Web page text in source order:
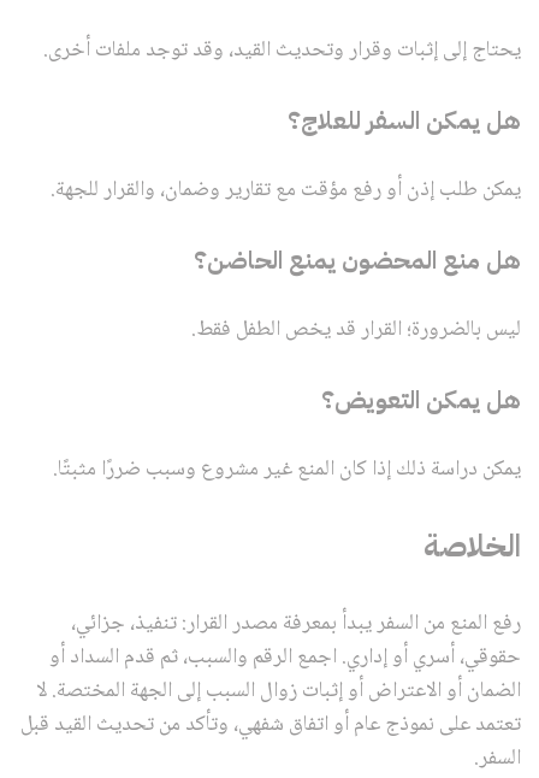
يحتاج إلى إثبات وقرار وتحديث القيد، وقد توجد ملفات أخرى.
هل يمكن السفر للعلاج؟
يمكن طلب إذن أو رفع مؤقت مع تقارير وضمان، والقرار للجهة.
هل منع المحضون يمنع الحاضن؟
ليس بالضرورة؛ القرار قد يخص الطفل فقط.
هل يمكن التعويض؟
يمكن دراسة ذلك إذا كان المنع غير مشروع وسبب ضررًا مثبتًا.
الخلاصة
رفع المنع من السفر يبدأ بمعرفة مصدر القرار: تنفيذ، جزائي،
حقوقي، أسري أو إداري. اجمع الرقم والسبب، ثم قدم السداد أو
الضمان أو الاعتراض أو إثبات زوال السبب إلى الجهة المختصة. لا
تعتمد على نموذج عام أو اتفاق شفهي، وتأكد من تحديث القيد قبل
السفر.